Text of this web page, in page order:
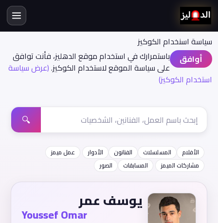
سياسة اسنخدام الكوكيز
أوافق
باستمرارك في استخدام موقع الدهليز، فأنت توافق
على سياسة الموقع لاستخدام الكوكيز.(عرض سياسة
استخدام الكوكيز)
🔍
الأفلام المسلسلات الفنانون الأدوار
عمل ميمز
مشاركات الميمز
المسابقات الصور
يوسف عمر
Youssef Omar